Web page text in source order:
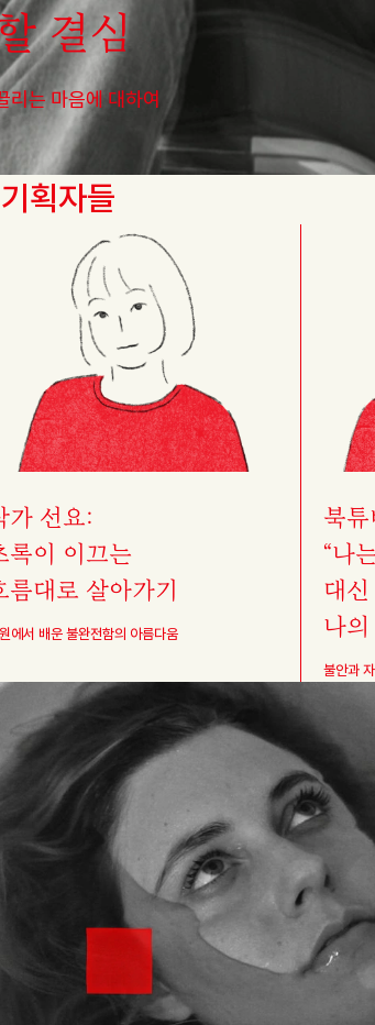
결심
리는 마음에 대하여
획자들
가 선요:
록이 이끄는
름대로 살아가기
에서 배운 불완전함의 아름다움
북
“나
대
나의
불안과
Interview
농구선수 오
덤벼라 인
몸 사리지 않고 온몸을 내던지는